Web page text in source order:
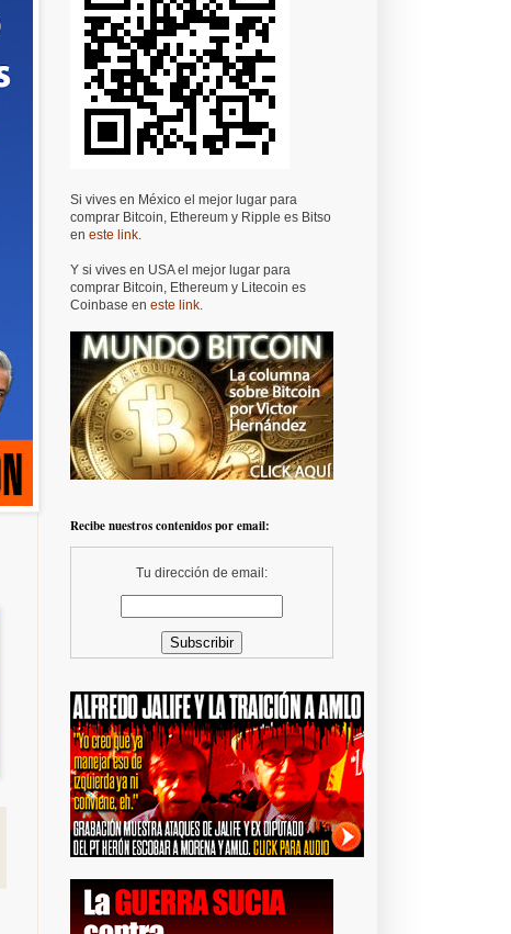
Si vives en México el mejor lugar para
comprar Bitcoin, Ethereum y Ripple es Bitso
en este link.
Y si vives en USA el mejor lugar para
comprar Bitcoin, Ethereum y Litecoin es
Coinbase en este link.
Recibe nuestros contenidos por email:
Tu dirección de email: